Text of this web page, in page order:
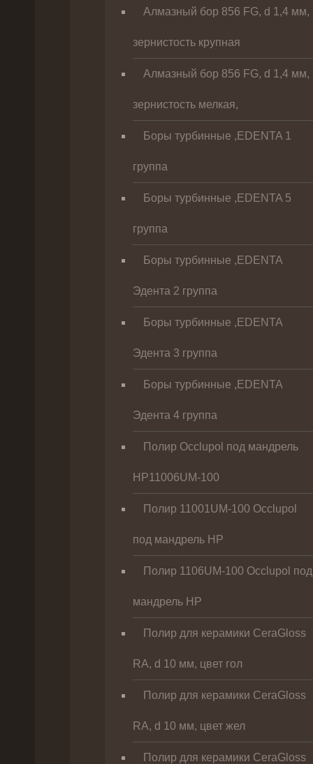
Алмазный бор 856 FG, d 1,4 мм,
зернистость крупная
Алмазный бор 856 FG, d 1,4 мм,
зернистость мелкая,
Боры турбинные ,EDENTA 1
группа
Боры турбинные ,EDENTA 5
группа
Боры турбинные ,EDENTA
Эдента 2 группа
Боры турбинные ,EDENTA
Эдента 3 группа
Боры турбинные ,EDENTA
Эдента 4 группа
Полир Occlupol под мандрель
HP11006UM-100
Полир 11001UM-100 Occlupol
под мандрель HP
Полир 1106UM-100 Occlupol под
мандрель HP
Полир для керамики CeraGloss
RA, d 10 мм, цвет гол
Полир для керамики CeraGloss
RA, d 10 мм, цвет жел
Полир для керамики CeraGloss